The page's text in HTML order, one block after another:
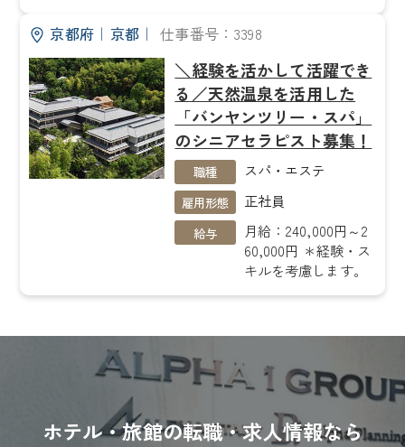
京都府｜ 京都 ｜ 仕事番号：3398
＼経験を活かして活躍でき
る／天然温泉を活用した
「バンヤンツリー・スパ」
のシニアセラピスト募集！
職種 スパ・エステ
雇用形態 正社員
給与
月給：240,000円～2
60,000円 ＊経験・ス
キルを考慮します。
ホテル・旅館の転職・求人情報なら